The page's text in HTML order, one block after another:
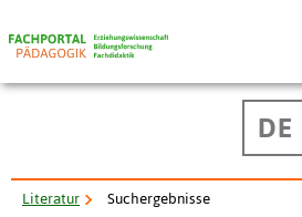
DE
Literatur Suchergebnisse